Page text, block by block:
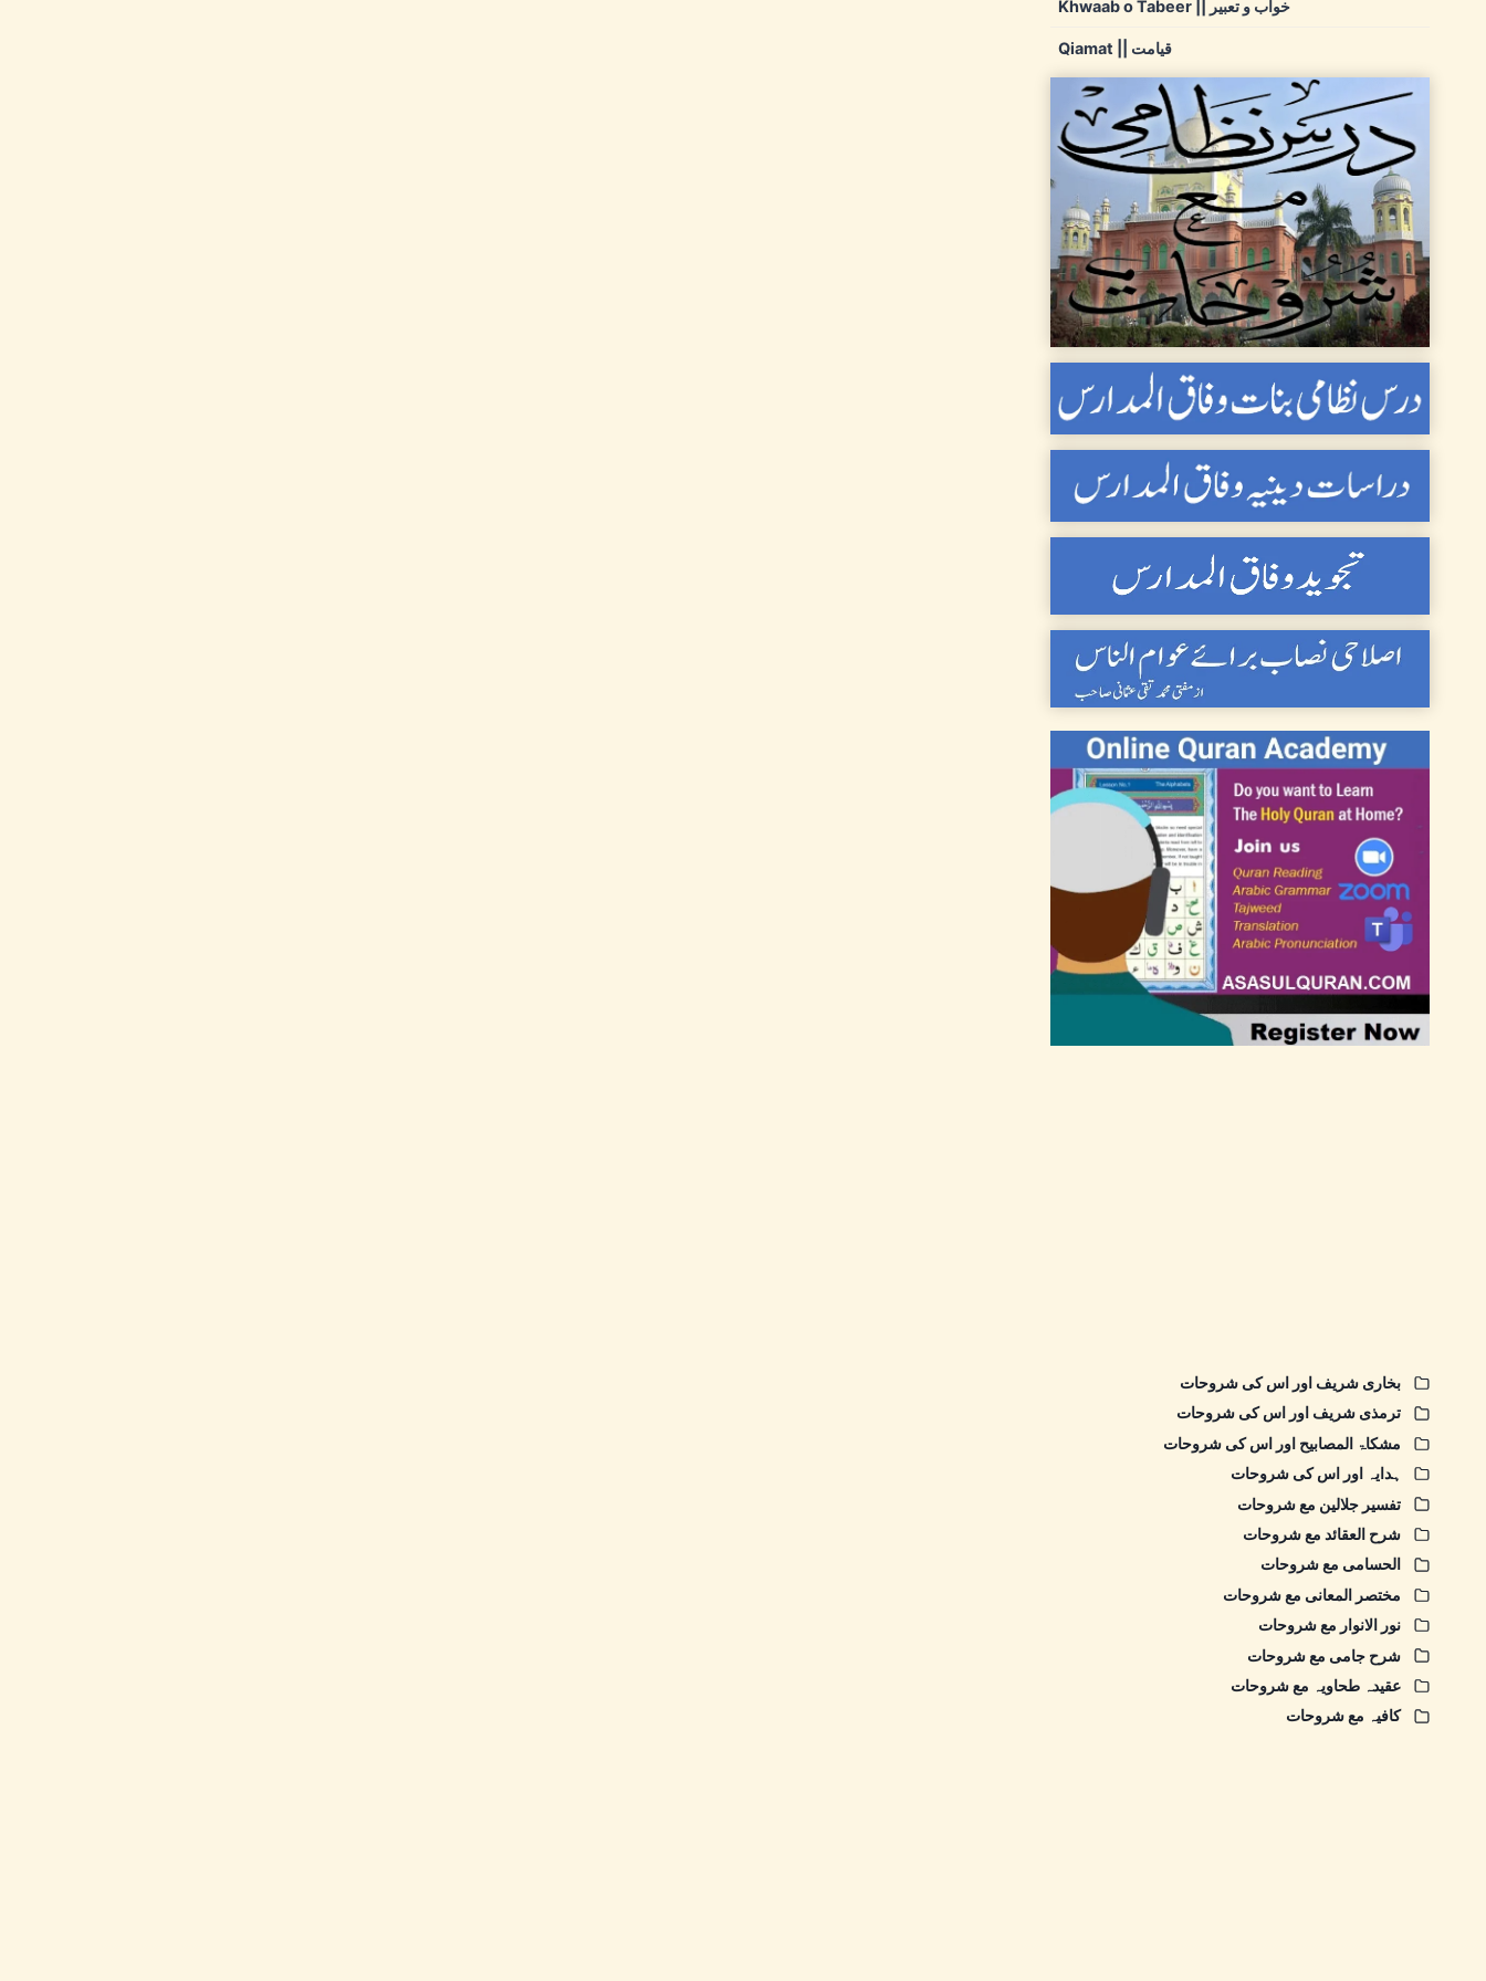
Khwaab o Tabeer || خواب و تعبیر
Qiamat || قیامت
بخاری شریف اور اس کی شروحات
ترمذی شریف اور اس کی شروحات
مشکاۃ المصابیح اور اس کی شروحات
ہدایہ اور اس کی شروحات
تفسیر جلالین مع شروحات
شرح العقائد مع شروحات
الحسامی مع شروحات
مختصر المعانی مع شروحات
نور الانوار مع شروحات
شرح جامی مع شروحات
عقیدہ طحاویہ مع شروحات
کافیہ مع شروحات